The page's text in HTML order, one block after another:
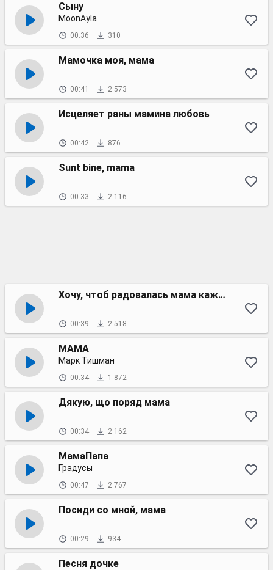
Сыну
MoonAyla
00:36 310
Мамочка моя, мама
00:41 2 573
Исцеляет раны мамина любовь
00:42 876
Sunt bine, mama
00:33 2 116
Хочу, чтоб радовалась мама каждый день
00:39 2 518
МАМА
Марк Тишман
00:34 1 872
Дякую, що поряд мама
00:34 2 162
МамаПапа
Градусы
00:47 2 767
Посиди со мной, мама
00:29 934
Песня дочке